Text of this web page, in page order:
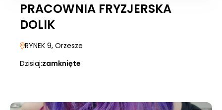
PRACOWNIA FRYZJERSKA
DOLIK
RYNEK 9, Orzesze
Dzisiaj:zamknięte